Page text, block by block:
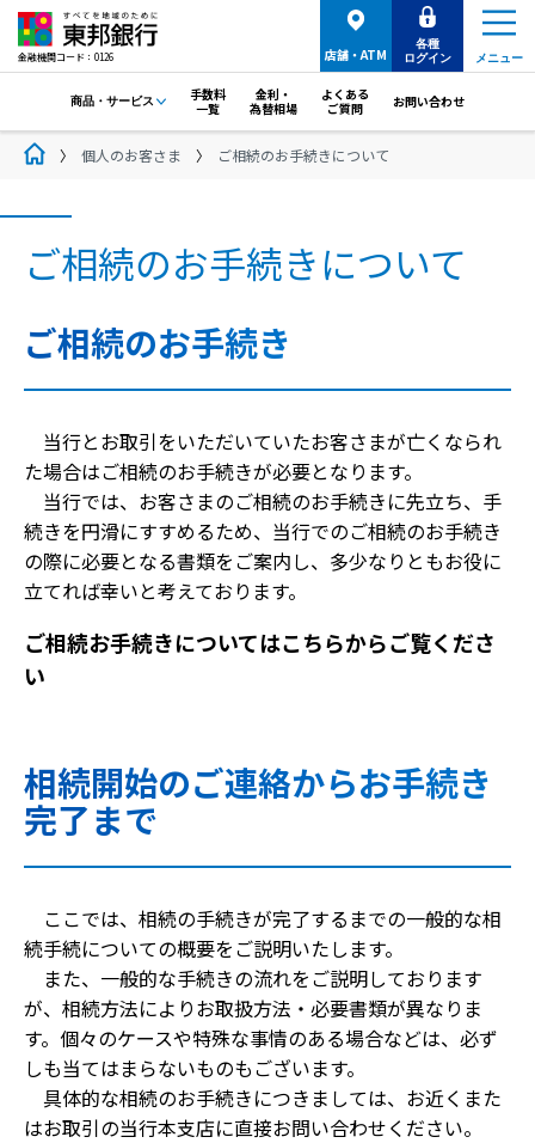
金融機関コード：0126 メニュー
店舗・ATM
各種
ログイン
商品・サービス
手数料
一覧
金利・
為替相場
よくある
ご質問
お問い合わせ
個人のお客さま ご相続のお手続きについて
ご相続のお手続きについて
ご相続のお手続き
当行とお取引をいただいていたお客さまが亡くなられ
た場合はご相続のお手続きが必要となります。
当行では、お客さまのご相続のお手続きに先立ち、手
続きを円滑にすすめるため、当行でのご相続のお手続き
の際に必要となる書類をご案内し、多少なりともお役に
立てれば幸いと考えております。
ご相続お手続きについてはこちらからご覧くださ
い
相続開始のご連絡からお手続き
完了まで
ここでは、相続の手続きが完了するまでの一般的な相
続手続についての概要をご説明いたします。
また、一般的な手続きの流れをご説明しております
が、相続方法によりお取扱方法・必要書類が異なりま
す。個々のケースや特殊な事情のある場合などは、必ず
しも当てはまらないものもございます。
具体的な相続のお手続きにつきましては、お近くまた
はお取引の当行本支店に直接お問い合わせください。